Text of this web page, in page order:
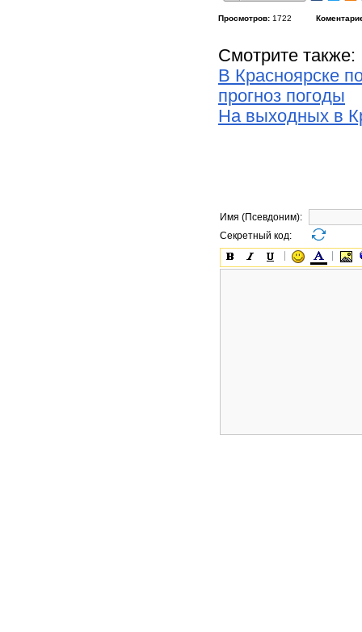
Просмотров: 1722
Смотрите также:
В Красноярске
прогноз погоды
На выходных в
Имя (Псевдоним):
Секретный код: